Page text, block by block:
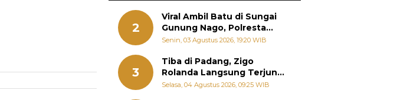
2
Viral Ambil Batu di Sungai
Gunung Nago, Polresta
Padang Ungkap Fakta
Senin, 03 Agustus 2026, 19:20 WIB
3
Tiba di Padang, Zigo
Rolanda Langsung Terjun
Bantu Warga Terdampak
Selasa, 04 Agustus 2026, 09:25 WIB